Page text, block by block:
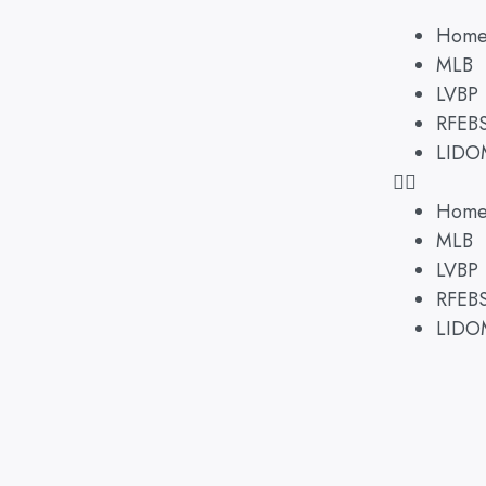
Home
MLB
LVBP
Home
MLB
LVBP